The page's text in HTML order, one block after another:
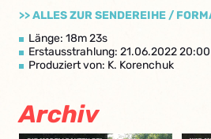
>> ALLES ZUR SENDEREIHE /
Länge: 18m 23s
Erstausstrahlung: 21.06.2022
Produziert von: K. Korenchuk
Archiv